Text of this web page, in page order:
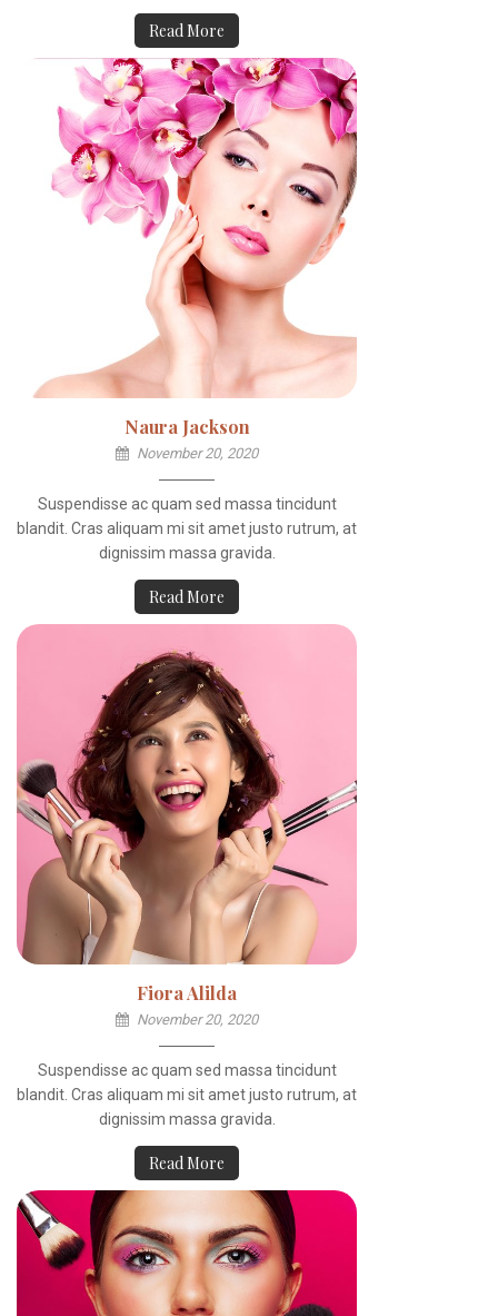
Read More
Naura Jackson
November 20, 2020
Suspendisse ac quam sed massa tincidunt
blandit. Cras aliquam mi sit amet justo rutrum, at
dignissim massa gravida.
Read More
Fiora Alilda
November 20, 2020
Suspendisse ac quam sed massa tincidunt
blandit. Cras aliquam mi sit amet justo rutrum, at
dignissim massa gravida.
Read More